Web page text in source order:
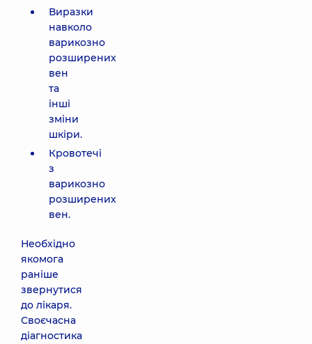
Виразки
навколо
варикозно
розширених
вен
та
інші
зміни
шкіри.
Кровотечі
з
варикозно
розширених
вен.
Необхідно
якомога
раніше
звернутися
до лікаря.
Своєчасна
діагностика